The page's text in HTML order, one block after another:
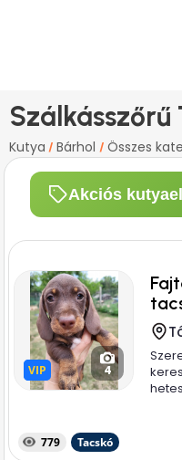
Szálkásszőrű
Kutya / Bárhol / Összes
Akciós
VIP
VIP 4
779 Tacskó